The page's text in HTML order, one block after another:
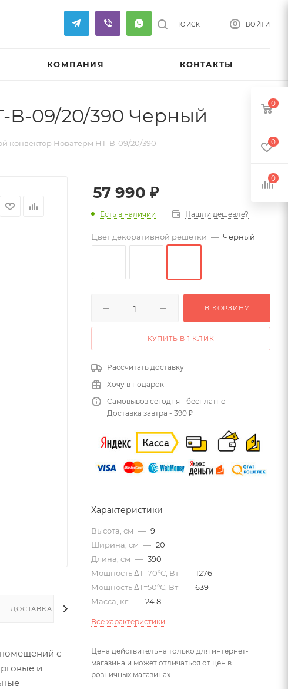
ВОЙТИ
ПОИСК
КОМПАНИЯ КОНТАКТЫ
В-09/20/390 Черный
конвектор Новатерм НТ-В-09/20/390
ДОСТАВКА
с
и
57 990 ₽
Есть в наличии Нашли дешевле?
Цвет декоративной решетки — Черный
В КОРЗИНУ
КУПИТЬ В 1 КЛИК
Рассчитать доставку
Хочу в подарок
Самовывоз сегодня - бесплатно
Доставка завтра - 390 ₽
Характеристики
Высота, см — 9
Ширина, см — 20
Длина, см — 390
Мощность ΔT=70°С, Вт — 1276
Мощность ΔT=50°С, Вт — 639
Масса, кг — 24.8
Все характеристики
Цена действительна только для интернет-
магазина и может отличаться от цен в
розничных магазинах
0
0
0